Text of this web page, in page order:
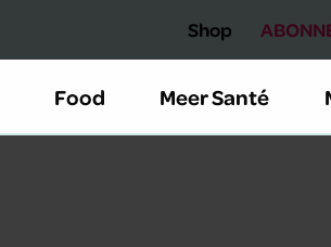
Shop
Food Meer Santé